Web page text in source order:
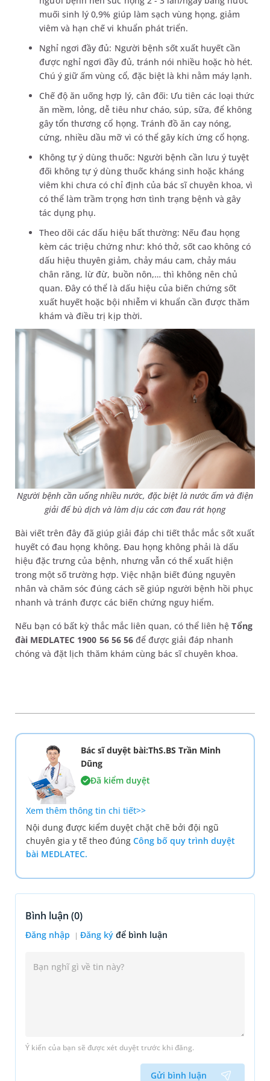
muối sinh lý 0,9% giúp làm sạch vùng họng, giảm
viêm và hạn chế vi khuẩn phát triển.
Nghỉ ngơi đầy đủ: Người bệnh sốt xuất huyết cần
được nghỉ ngơi đầy đủ, tránh nói nhiều hoặc hò hét.
Chú ý giữ ấm vùng cổ, đặc biệt là khi nằm máy lạnh.
Chế độ ăn uống hợp lý, cân đối: Ưu tiên các loại thức
ăn mềm, lỏng, dễ tiêu như cháo, súp, sữa, để không
gây tổn thương cổ họng. Tránh đồ ăn cay nóng,
cứng, nhiều dầu mỡ vì có thể gây kích ứng cổ họng.
Không tự ý dùng thuốc: Người bệnh cần lưu ý tuyệt
đối không tự ý dùng thuốc kháng sinh hoặc kháng
viêm khi chưa có chỉ định của bác sĩ chuyên khoa, vì
có thể làm trầm trọng hơn tình trạng bệnh và gây
tác dụng phụ.
Theo dõi các dấu hiệu bất thường: Nếu đau họng
kèm các triệu chứng như: khó thở, sốt cao không có
dấu hiệu thuyên giảm, chảy máu cam, chảy máu
chân răng, lừ đừ, buồn nôn,… thì không nên chủ
quan. Đây có thể là dấu hiệu của biến chứng sốt
xuất huyết hoặc bội nhiễm vi khuẩn cần được thăm
khám và điều trị kịp thời.
Người bệnh cần uống nhiều nước, đặc biệt là nước ấm và điện
giải để bù dịch và làm dịu các cơn đau rát họng
Bài viết trên đây đã giúp giải đáp chi tiết thắc mắc sốt xuất
huyết có đau họng không. Đau họng không phải là dấu
hiệu đặc trưng của bệnh, nhưng vẫn có thể xuất hiện
trong một số trường hợp. Việc nhận biết đúng nguyên
nhân và chăm sóc đúng cách sẽ giúp người bệnh hồi phục
nhanh và tránh được các biến chứng nguy hiểm.
Nếu bạn có bất kỳ thắc mắc liên quan, có thể liên hệTổng
đài MEDLATEC 1900 56 56 56để được giải đáp nhanh
chóng và đặt lịch thăm khám cùng bác sĩ chuyên khoa.
Bác sĩ duyệt bài:ThS.BS Trần Minh
Dũng
Đã kiểm duyệt
Xem thêm thông tin chi tiết>>
Nội dung được kiểm duyệt chặt chẽ bởi đội ngũ
chuyên gia y tế theo đúng Công bố quy trình duyệt
bài MEDLATEC.
Bình luận (0)
Đăng nhập Đăng ký để bình luận
Ý kiến của bạn sẽ được xét duyệt trước khi đăng.
Gửi bình luận